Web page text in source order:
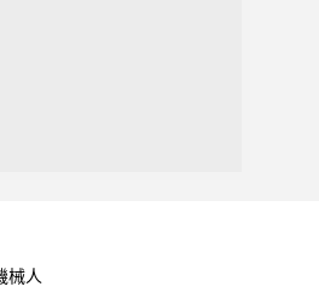
械人